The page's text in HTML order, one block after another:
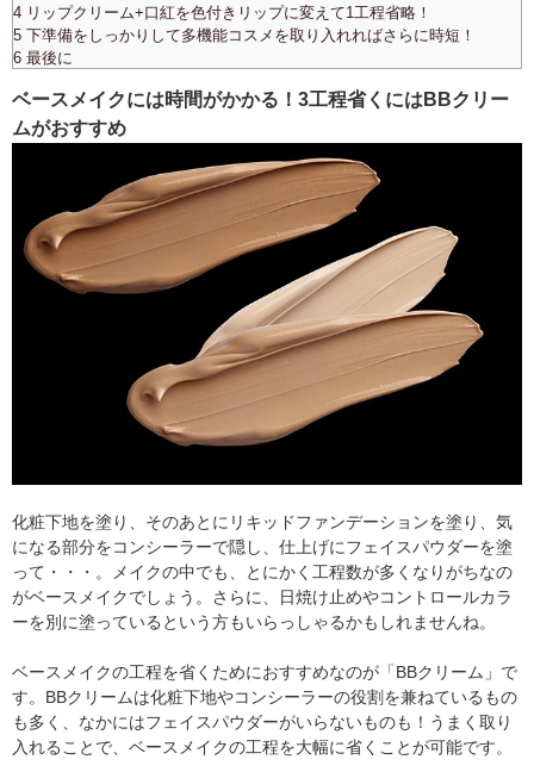
4 リップクリーム+口紅を色付きリップに変えて1工程省略！
5 下準備をしっかりして多機能コスメを取り入れればさらに時短！
6 最後に
ベースメイクには時間がかかる！3工程省くにはBBクリー
ムがおすすめ
化粧下地を塗り、そのあとにリキッドファンデーションを塗り、気
になる部分をコンシーラーで隠し、仕上げにフェイスパウダーを塗
って・・・。メイクの中でも、とにかく工程数が多くなりがちなの
がベースメイクでしょう。さらに、日焼け止めやコントロールカラ
ーを別に塗っているという方もいらっしゃるかもしれませんね。
ベースメイクの工程を省くためにおすすめなのが「BBクリーム」で
す。BBクリームは化粧下地やコンシーラーの役割を兼ねているもの
も多く、なかにはフェイスパウダーがいらないものも！うまく取り
入れることで、ベースメイクの工程を大幅に省くことが可能です。